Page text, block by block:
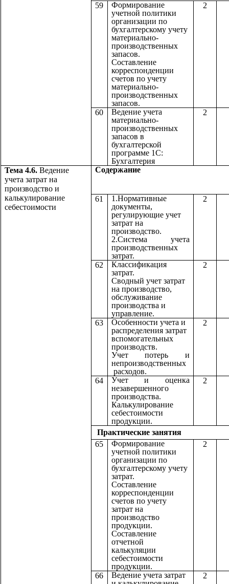
59
Формирование
учетной политики
организации по
бухгалтерскому учету
материально-
производственных
запасов.
Составление
корреспонденции
счетов по учету
материально-
производственных
запасов.
2
60
Ведение учета
материально-
производственных
запасов в
бухгалтерской
программе 1С:
Бухгалтерия
2
Тема 4.6. Ведение
учета затрат на
производство и
калькулирование
себестоимости
61
1.Нормативные
документы,
регулирующие учет
затрат на
производство.
2.Система учета
производственных
затрат.
2
62
Классификация
затрат.
Сводный учет затрат
на производство,
обслуживание
производства и
управление.
2
63
Особенности учета и
распределения затрат
вспомогательных
производств.
Учет потерь и
непроизводственных
расходов.
2
64
Учет и оценка
незавершенного
производства.
Калькулирование
себестоимости
продукции.
2
Практические
65
Формирование
учетной политики
организации по
бухгалтерскому учету
затрат.
Составление
корреспонденции
счетов по учету
затрат на
производство
продукции.
Составление
отчетной
калькуляции
себестоимости
продукции.
2
66
Ведение учета затрат
2